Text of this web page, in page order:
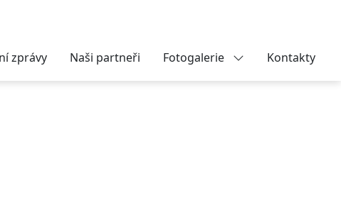
zprávy Naši partneři Fotogalerie Kontakty